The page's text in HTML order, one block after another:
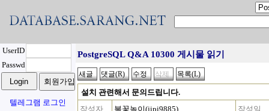
UserID
Passwd
텔레그램 로그인
PostgreSQL Q&A 10300 게시물 읽기
설치 관련해서 문의드립니다.
작성자
불꽃놀이(jipi9885) 작성일